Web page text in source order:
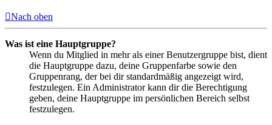
Nach oben
Was ist eine Hauptgruppe?
Wenn du Mitglied in mehr als einer Benutzergruppe bist, dient
die Hauptgruppe dazu, deine Gruppenfarbe sowie den
Gruppenrang, der bei dir standardmäßig angezeigt wird,
festzulegen. Ein Administrator kann dir die Berechtigung
geben, deine Hauptgruppe im persönlichen Bereich selbst
festzulegen.